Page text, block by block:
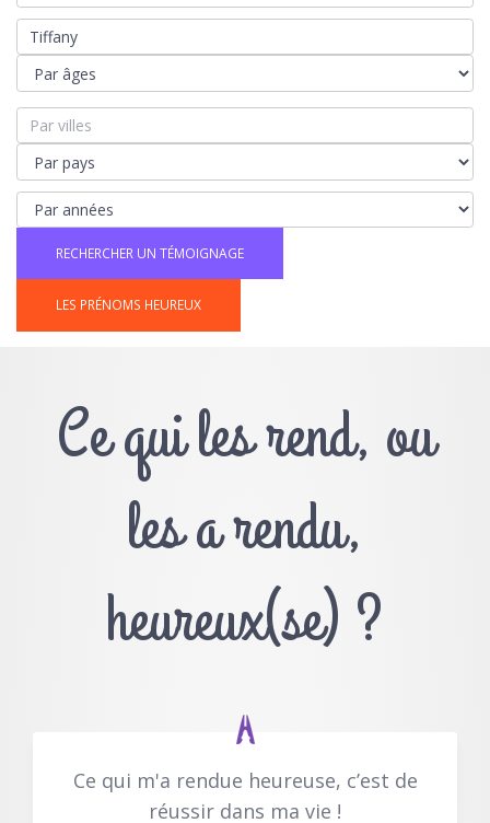
LES PRÉNOMS HEUREUX
Ce qui les rend, ou
les a rendu,
heureux(se) ?
Ce qui m'a rendue heureuse, c’est de
réussir dans ma vie !